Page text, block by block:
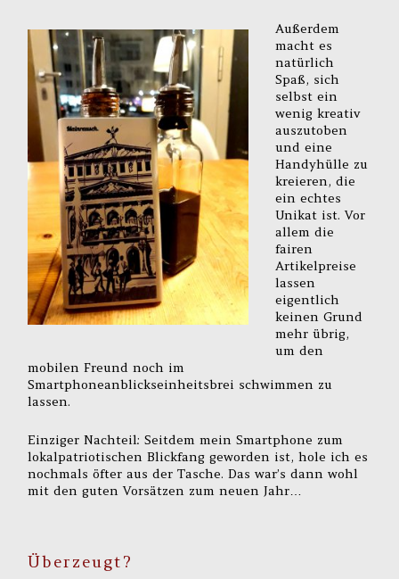
Außerdem
macht es
natürlich
Spaß, sich
selbst ein
wenig kreativ
auszutoben
und eine
Handyhülle zu
kreieren, die
ein echtes
Unikat ist. Vor
allem die
fairen
Artikelpreise
lassen
eigentlich
keinen Grund
mehr übrig,
um den
mobilen Freund noch im
Smartphoneanblickseinheitsbrei schwimmen zu
lassen.
Einziger Nachteil: Seitdem mein Smartphone zum
lokalpatriotischen Blickfang geworden ist, hole ich es
nochmals öfter aus der Tasche. Das war’s dann wohl
mit den guten Vorsätzen zum neuen Jahr…
Überzeugt?